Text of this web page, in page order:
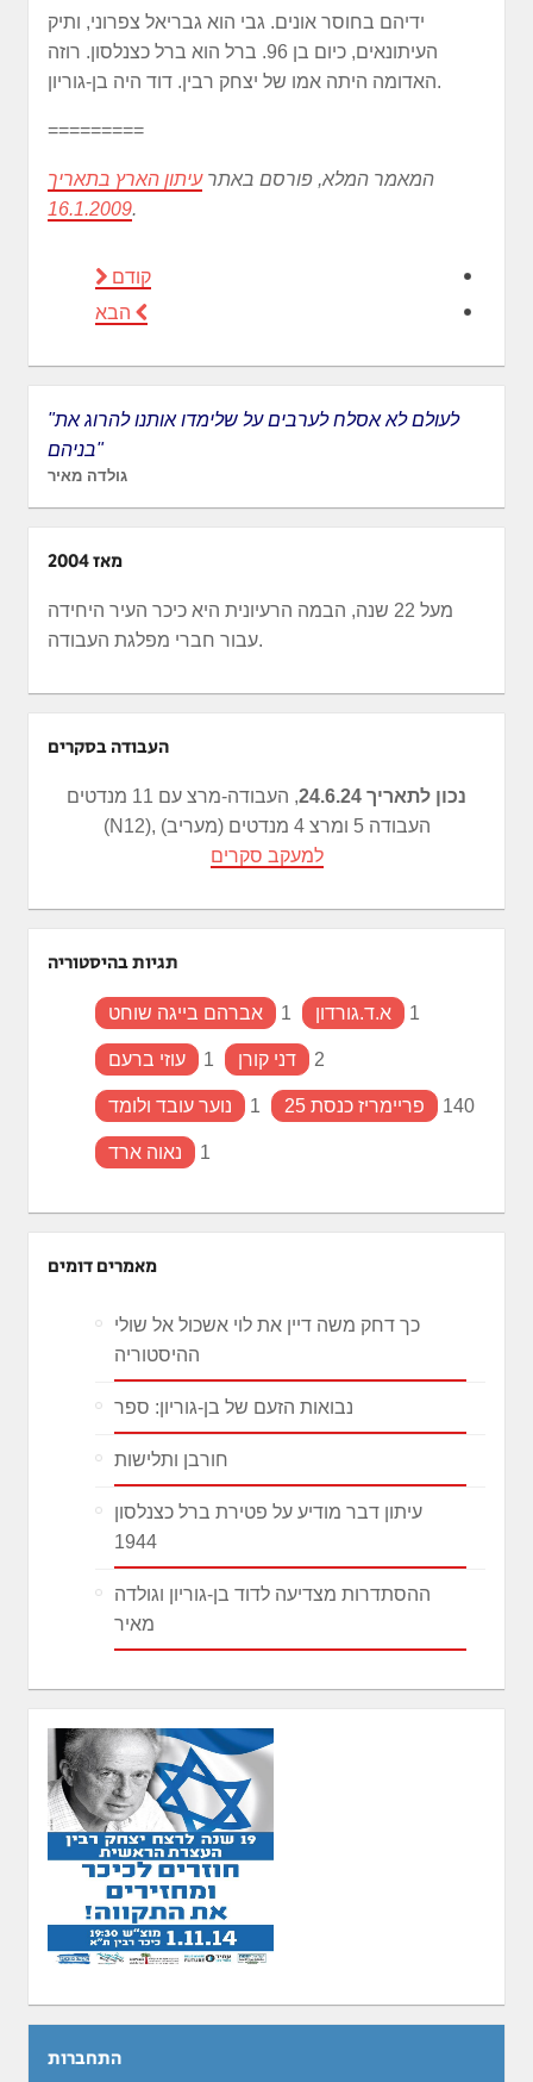
ידיהם בחוסר אונים. גבי הוא גבריאל צפרוני, ותיק
העיתונאים, כיום בן 96. ברל הוא ברל כצנלסון. רוזה
האדומה היתה אמו של יצחק רבין. דוד היה בן-גוריון.
=========
המאמר המלא, פורסם באתרעיתון הארץ בתאריך
16.1.2009.
קודם
הבא
"לעולם לא אסלח לערבים על שלימדו אותנו להרוג את
בניהם"
גולדה מאיר
מאז 2004
מעל 22 שנה, הבמה הרעיונית היא כיכר העיר היחידה
עבור חברי מפלגת העבודה.
העבודה בסקרים
נכון לתאריך 24.6.24
, העבודה-מרצ עם 11 מנדטים
(N12), העבודה 5 ומרצ 4 מנדטים (מעריב)
למעקב סקרים
תגיות בהיסטוריה
אברהם בייגה שוחט 1 א.ד.גורדון 1
עוזי ברעם 1 דני קורן 2
נוער עובד ולומד 1 פריימריז כנסת 25 140
נאוה ארד 1
מאמרים דומים
כך דחק משה דיין את לוי אשכול אל שולי
ההיסטוריה
נבואות הזעם של בן-גוריון: ספר
חורבן ותלישות
עיתון דבר מודיע על פטירת ברל כצנלסון
1944
ההסתדרות מצדיעה לדוד בן-גוריון וגולדה
מאיר
התחברות